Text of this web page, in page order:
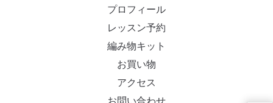
プロフィール
レッスン予約
編み物キット
お買い物
アクセス
お問い合わせ